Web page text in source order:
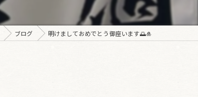
ブログ 明けましておめでとう御座います🌅🎍